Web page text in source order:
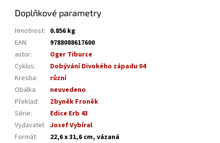
Doplňkové parametry
Hmotnost: 0.856 kg
EAN:
9788088617600
autor:
Oger Tiburce
Cyklus:
Dobývání Divokého západu 04
Kresba:
různí
Obálka:
neuvedeno
Překlad:
Zbyněk Froněk
Série:
Edice Erb 43
Vydavatel: Josef Vybíral
Formát:
22,6 x 31,6 cm, vázaná